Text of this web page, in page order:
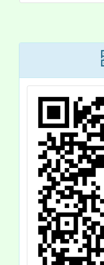
期「桃園
教育科
域選修